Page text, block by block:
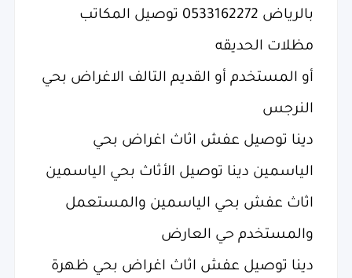
بالرياض 0533162272 توصيل المكاتب
مظلات الحديقه
أو المستخدم أو القديم التالف الاغراض بحي
النرجس
دينا توصيل عفش اثاث اغراض بحي
الياسمين دينا توصيل الأثاث بحي الياسمين
اثاث عفش بحي الياسمين والمستعمل
والمستخدم حي العارض
دينا توصيل عفش اثاث اغراض بحي ظهرة